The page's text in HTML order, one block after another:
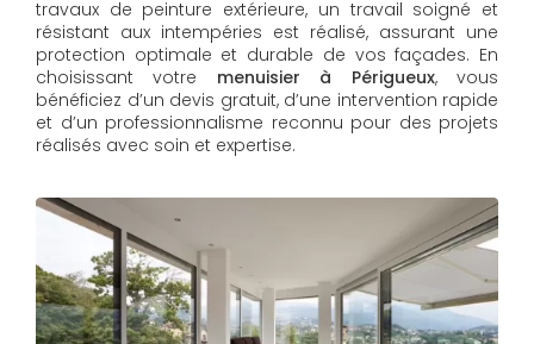
travaux de peinture extérieure, un travail soigné et
résistant aux intempéries est réalisé, assurant une
protection optimale et durable de vos façades. En
choisissant votre menuisier à Périgueux, vous
bénéficiez d’un devis gratuit, d’une intervention rapide
et d’un professionnalisme reconnu pour des projets
réalisés avec soin et expertise.